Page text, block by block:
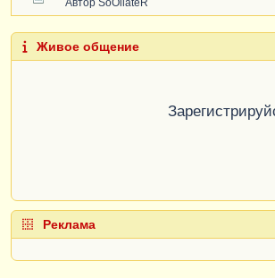
Живое общение
Реклама